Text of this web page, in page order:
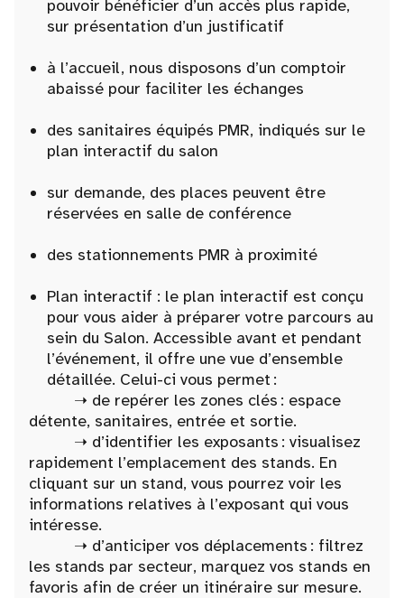
pouvoir bénéficier d’un accès plus rapide,
sur présentation d’un justificatif
à l’accueil, nous disposons d’un comptoir
abaissé pour faciliter les échanges
des sanitaires équipés PMR, indiqués sur le
plan interactif du salon
sur demande, des places peuvent être
réservées en salle de conférence
des stationnements PMR à proximité
Plan interactif : le plan interactif est conçu
pour vous aider à préparer votre parcours au
sein du Salon. Accessible avant et pendant
l’événement, il offre une vue d’ensemble
détaillée. Celui-ci vous permet :
➝ de repérer les zones clés : espace
détente, sanitaires, entrée et sortie.
➝ d’identifier les exposants : visualisez
rapidement l’emplacement des stands. En
cliquant sur un stand, vous pourrez voir les
informations relatives à l’exposant qui vous
intéresse.
➝ d’anticiper vos déplacements : filtrez
les stands par secteur, marquez vos stands en
favoris afin de créer un itinéraire sur mesure.